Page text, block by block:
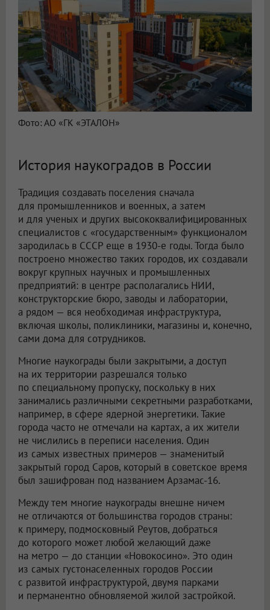
Фото: АО «ГК «ЭТАЛОН»
История наукоградов в России
Традиция создавать поселения сначала
для промышленников и военных, а затем
и для ученых и других высококвалифицированных
специалистов с «государственным» функционалом
зародилась в СССР еще в 1930-е годы. Тогда было
построено множество таких городов, их создавали
вокруг крупных научных и промышленных
предприятий: в центре располагались НИИ,
конструкторские бюро, заводы и лаборатории,
а рядом — вся необходимая инфраструктура,
включая школы, поликлиники, магазины и, конечно,
сами дома для сотрудников.
Многие наукограды были закрытыми, а доступ
на их территории разрешался только
по специальному пропуску, поскольку в них
занимались различными секретными разработками,
например, в сфере ядерной энергетики. Такие
города часто не отмечали на картах, а их жители
не числились в переписи населения. Один
из самых известных примеров — знаменитый
закрытый город Саров, который в советское время
был зашифрован под названием Арзамас-16.
Между тем многие наукограды внешне ничем
не отличаются от большинства городов страны:
к примеру, подмосковный Реутов, добраться
до которого может любой желающий даже
на метро — до станции «Новокосино». Это один
из самых густонаселенных городов России
с развитой инфраструктурой, двумя парками
и перманентно обновляемой жилой застройкой.